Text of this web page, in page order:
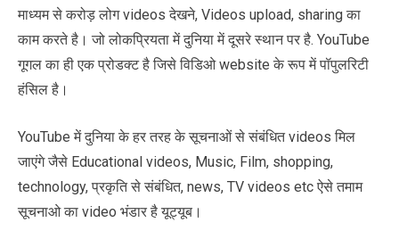
माध्यम से करोड़ लोग videos देखने, Videos upload, sharing का
काम करते है। जो लोकप्रियता में दुनिया में दूसरे स्थान पर है. YouTube
गूगल का ही एक प्रोडक्ट है जिसे विडिओ website के रूप में पॉपुलरिटी
हंसिल है।
YouTube में दुनिया के हर तरह के सूचनाओं से संबंधित videos मिल
जाएंगे जैसे Educational videos, Music, Film, shopping,
technology, प्रकृति से संबंधित, news, TV videos etc ऐसे तमाम
सूचनाओ का video भंडार है यूट्यूब।